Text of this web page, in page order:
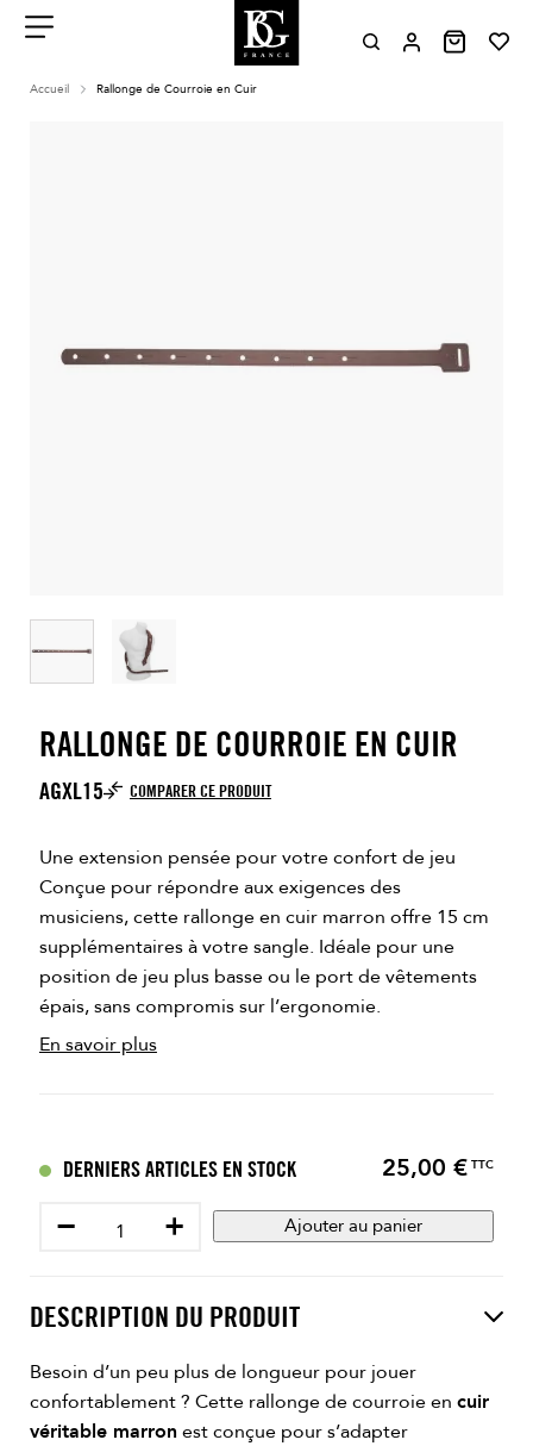
contenu
Accueil Rallonge de Courroie en Cuir
RALLONGE DE COURROIE EN CUIR
AGXL15 COMPARER CE PRODUIT
Une extension pensée pour votre confort de jeu
Conçue pour répondre aux exigences des
musiciens, cette rallonge en cuir marron offre 15 cm
supplémentaires à votre sangle. Idéale pour une
position de jeu plus basse ou le port de vêtements
épais, sans compromis sur l’ergonomie.
En savoir plus
DERNIERS ARTICLES EN STOCK Prix
25,00 € TTC
− + Ajouter au panier
DESCRIPTION DU PRODUIT
Besoin d’un peu plus de longueur pour jouer
confortablement ? Cette rallonge de courroie en cuir
véritable marronest conçue pour s’adapter